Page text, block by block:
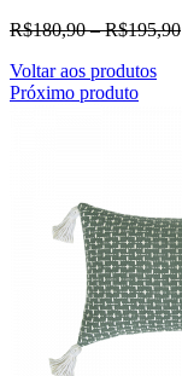
R$180,90–R$195,90
Voltar aos produtos
Próximo produto